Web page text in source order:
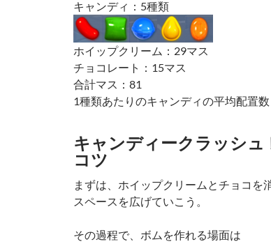
キャンディ：5種類
ホイップクリーム：29マス
チョコレート：15マス
合計マス：81
1種類あたりのキャンディの平均配置
キャンディークラッシュ
コツ
まずは、ホイップクリームとチョコを
スペースを広げていこう。
その過程で、ボムを作れる場面は